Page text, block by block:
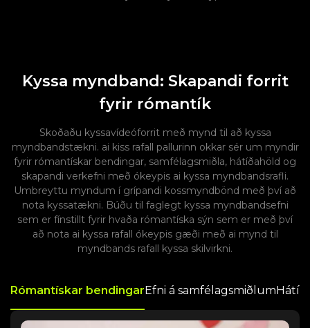
Kyssa myndband: Skapandi forrit
fyrir rómantík
Skoðaðu kyssavídeóforrit með mynd til að kyssa
myndbandstækni. ai kiss rafall pallurinn okkar sér um myndir
fyrir rómantískar bendingar, samfélagsmiðla, hátíðahöld og
skapandi verkefni með ókeypis ai kyssa myndbandsrafli.
Umbreyttu myndum í grípandi kossmyndbönd með því að
nota kyssatækni. Búðu til faglegt kyssa myndbandsefni
sem er fínstillt fyrir hvaða rómantíska sýn sem er með því
að nota ai kyssa rafall ókeypis gæði með ai mynd til
myndbands rafall kyssa skilvirkni.
Rómantískar bendingar Efni á samfélagsmiðlum